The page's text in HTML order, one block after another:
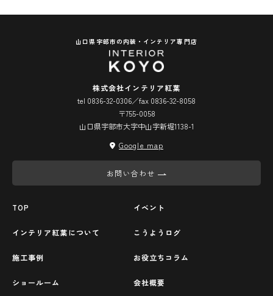
山口県宇部市の内装・インテリア専門店
株式会社インテリア紅葉
tel 0836-32-0306／fax 0836-32-8058
〒755-0058
山口県宇部市大字中山字新堀1138-1
Google map
お問い合わせ
TOP
インテリア紅葉について
施工事例
ショールーム
イベント
こうようログ
お役立ちコラム
会社概要